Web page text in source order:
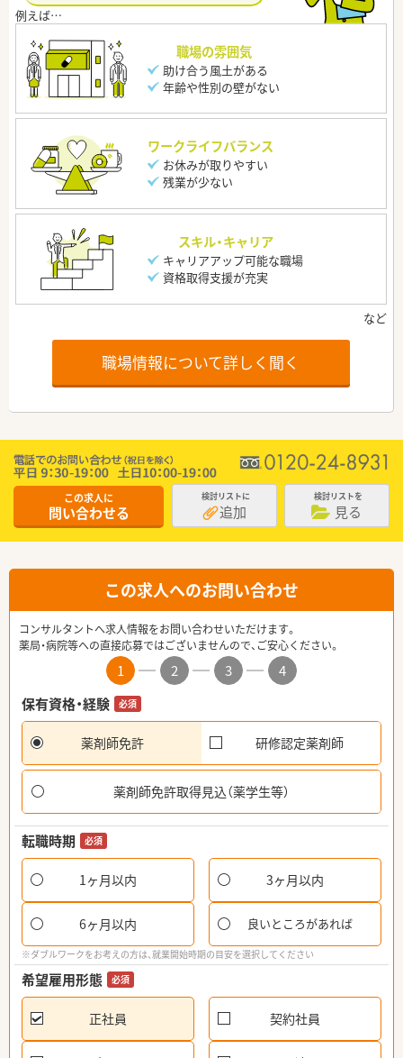
職場の雰囲気
助け合う風土がある
年齢や性別の壁がない
ワークライフバランス
お休みが取りやすい
残業が少ない
スキル・キャリア
キャリアアップ可能な職場
資格取得支援が充実
職場情報について詳しく聞く
この求人に
問い合わせる
検討リストに
追加
検討リストを
見る
この求人へのお問い合わせ
コンサルタントへ求人情報をお問い合わせいただけます。
薬局・病院等への直接応募ではございませんので、ご安心ください。
1 2 3
4
保有資格・経験
必須
薬剤師免許 研修認定薬剤師
薬剤師免許取得見込（薬学生等）
転職時期 必須
1ヶ月以内 3ヶ月以内
6ヶ月以内 良いところがあれば
※ダブルワークをお考えの方は、就業開始時期の目安を選択してください
希望雇用形態 必須
正社員 契約社員